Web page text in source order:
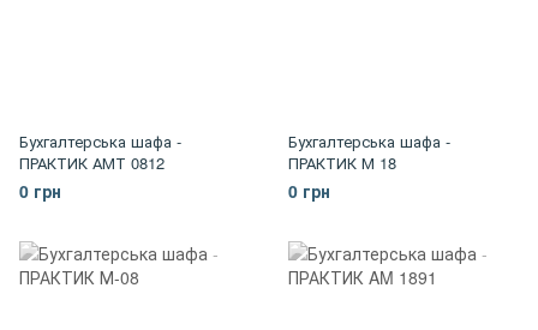
Бухгалтерська шафа -
ПРАКТИК АМТ 0812
0 грн
Бухгалтерська шафа -
ПРАКТИК М 18
0 грн